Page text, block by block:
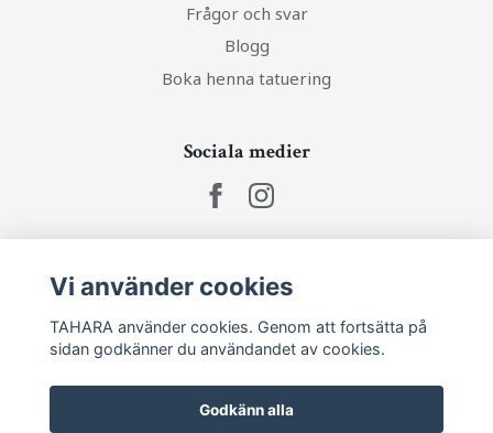
Frågor och svar
Blogg
Boka henna tatuering
Sociala medier
Ta del av senaste nytt och unika erbjudanden!
Prenumerera
Vi använder cookies
TAHARA använder cookies. Genom att fortsätta på
sidan godkänner du användandet av cookies.
Godkänn alla